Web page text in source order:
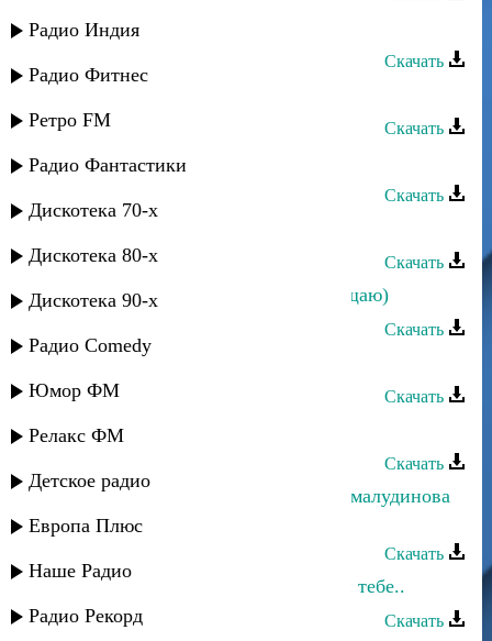
Радио Индия
Радио Фитнес
Ретро FM
Радио Фантастики
Дискотека 70-х
Дискотека 80-х
Дискотека 90-х
Радио Comedy
Юмор ФМ
Релакс ФМ
Детское радио
Европа Плюс
Наше Радио
Радио Рекорд
Рустам Ахмедханов - Еду к тебе
Скачать
Скачать
Апанди Магомедов - Лечу к тебе
Скачать
Скачать
Мая Алимутаева - Ты (Тебе посвящаю)
Скачать
Рафига - Скучаю по тебе
Скачать
Багавудин Ибрагимов - О тебе
Скачать
Тимур Габибулаев и Джамиля Джамалудинова
- Я скучаю
Скачать
Зумруд Мусиева - О Алах! Поклон тебе..
Скачать